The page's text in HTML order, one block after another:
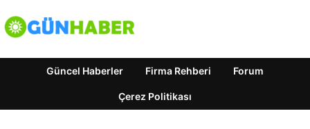
Güncel Haberler Firma Rehberi Forum
Çerez Politikası